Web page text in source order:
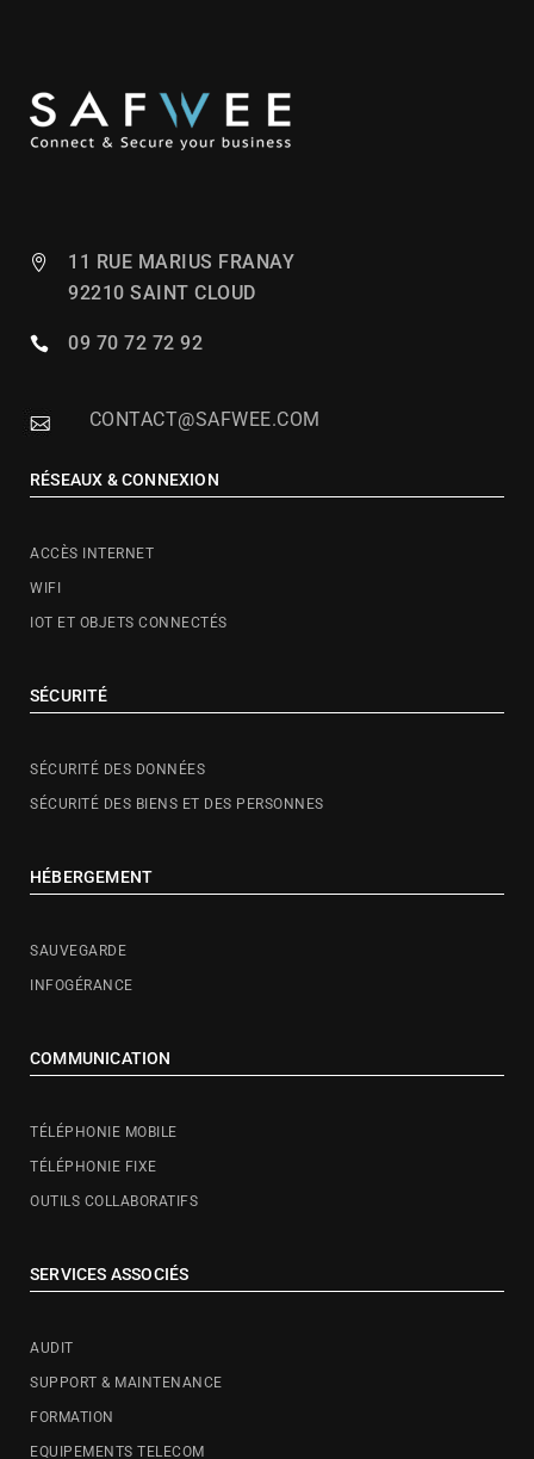
11 RUE MARIUS FRANAY
92210 SAINT CLOUD
09 70 72 72 92
CONTACT@SAFWEE.COM
RÉSEAUX & CONNEXION
ACCÈS INTERNET
WIFI
IOT ET OBJETS CONNECTÉS
SÉCURITÉ
SÉCURITÉ DES DONNÉES
SÉCURITÉ DES BIENS ET DES PERSONNES
HÉBERGEMENT
SAUVEGARDE
INFOGÉRANCE
COMMUNICATION
TÉLÉPHONIE MOBILE
TÉLÉPHONIE FIXE
OUTILS COLLABORATIFS
SERVICES ASSOCIÉS
AUDIT
SUPPORT & MAINTENANCE
FORMATION
EQUIPEMENTS TELECOM